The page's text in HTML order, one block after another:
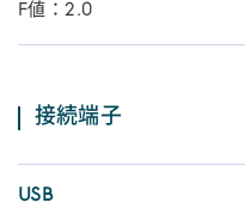
F値：2.0
接続端子
USB